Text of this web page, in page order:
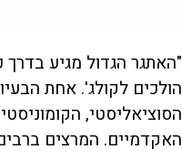
הולכים לקולג'. אחת
הסוציאליסטי,
האקדמיים. המרצים